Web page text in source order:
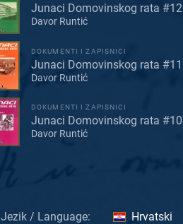
Junaci Domovinskog rata #12
Davor Runtić
DOKUMENTI I ZAPISNICI
Junaci Domovinskog rata #11
Davor Runtić
DOKUMENTI I ZAPISNICI
Junaci Domovinskog rata #10
Davor Runtić
Jezik / Language: Hrvatski